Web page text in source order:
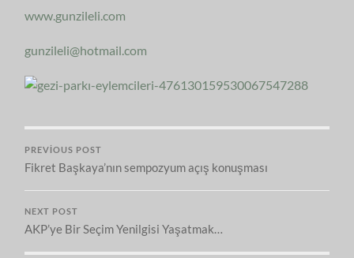
www.gunzileli.com
gunzileli@hotmail.com
PREVIOUS POST
Fikret Başkaya’nın sempozyum açış konuşması
NEXT POST
AKP’ye Bir Seçim Yenilgisi Yaşatmak…